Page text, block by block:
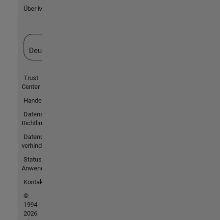
Über MathWorks
Deutschland
Trust
Center
Handelsmarken
Datenschutz-
Richtlinien
Datendiebstahl
verhindern
Status von
Anwendungen
Kontakt
©
1994-
2026